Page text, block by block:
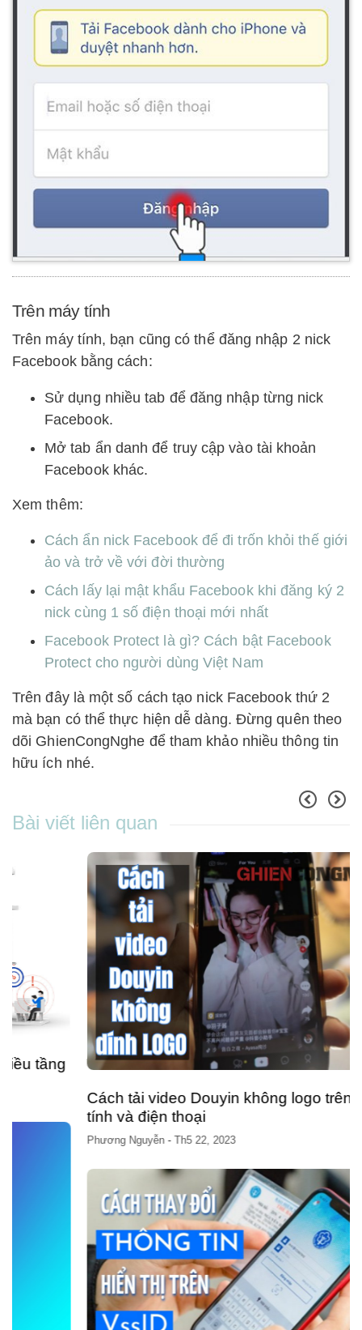
Trên máy tính
Trên máy tính, bạn cũng có thể đăng nhập 2 nick
Facebook bằng cách:
Sử dụng nhiều tab để đăng nhập từng nick
Facebook.
Mở tab ẩn danh để truy cập vào tài khoản
Facebook khác.
Xem thêm:
Cách ẩn nick Facebook để đi trốn khỏi thế giới
ảo và trở về với đời thường
Cách lấy lại mật khẩu Facebook khi đăng ký 2
nick cùng 1 số điện thoại mới nhất
Facebook Protect là gì? Cách bật Facebook
Protect cho người dùng Việt Nam
Trên đây là một số cách tạo nick Facebook thứ 2
mà bạn có thể thực hiện dễ dàng. Đừng quên theo
dõi GhienCongNghe để tham khảo nhiều thông tin
hữu ích nhé.
Bài viết liên quan
Cách tải video Douyin không logo trên máy
tính và điện thoại
Phương Nguyễn-Th5 22, 2023